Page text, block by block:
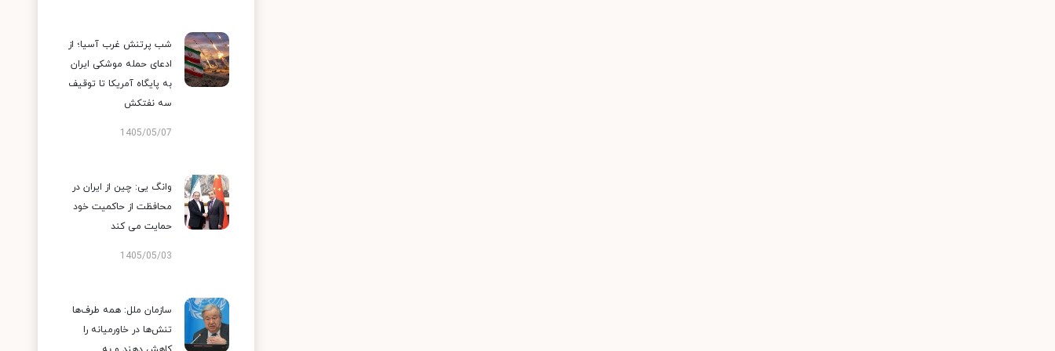
شب پرتنش غرب آسیا؛ از
ادعای حمله موشکی ایران
به پایگاه آمریکا تا توقیف
سه نفتکش
1405/05/07
وانگ یی: چین از ایران در
محافظت از حاکمیت خود
حمایت می کند
1405/05/03
سازمان ملل: همه طرف‌ها
تنش‌ها در خاورمیانه را